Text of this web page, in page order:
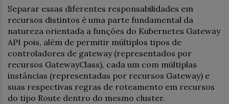
Separar essas diferentes responsabilidades em
recursos distintos é uma parte fundamental da
natureza orientada a funções do Kubernetes Gateway
API pois, além de permitir múltiplos tipos de
controladores de gateway (representados por
recursos GatewayClass), cada um com múltiplas
instâncias (representadas por recursos Gateway) e
suas respectivas regras de roteamento em recursos
do tipo Route dentro do mesmo cluster.